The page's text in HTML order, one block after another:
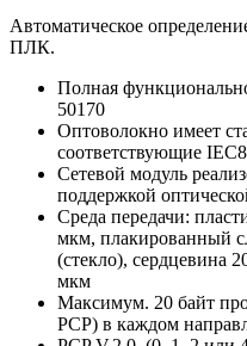
Автоматическое
ПЛК.
Полная
50170
Оптоволокно имеет
соответствующие
Сетевой модуль
поддержкой
Среда передачи:
мкм, плакированный
(стекло), сердцевина
мкм
Максимум. 20 байт
PCP) в каждом